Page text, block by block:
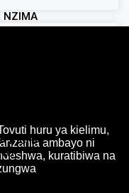
NZIMA
PICHA
huru ya kielimu,
ambayo ni
kuratibiwa na